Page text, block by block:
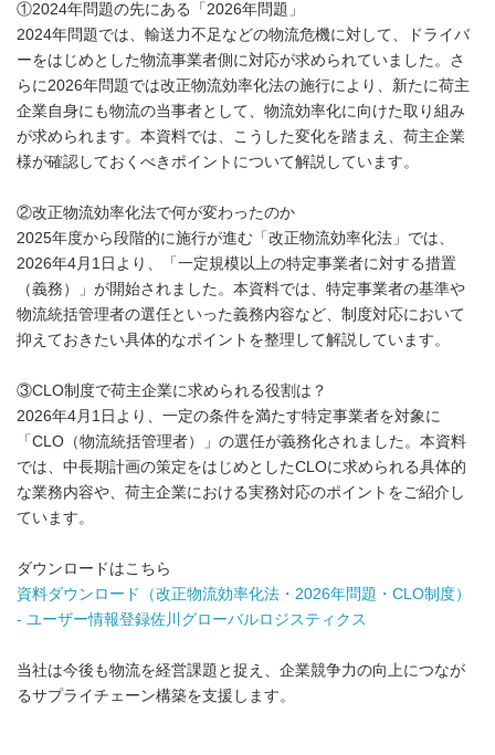
①2024年問題の先にある「2026年問題」
2024年問題では、輸送力不足などの物流危機に対して、ドライバ
ーをはじめとした物流事業者側に対応が求められていました。さ
らに2026年問題では改正物流効率化法の施行により、新たに荷主
企業自身にも物流の当事者として、物流効率化に向けた取り組み
が求められます。本資料では、こうした変化を踏まえ、荷主企業
様が確認しておくべきポイントについて解説しています。
②改正物流効率化法で何が変わったのか
2025年度から段階的に施行が進む「改正物流効率化法」では、
2026年4月1日より、「一定規模以上の特定事業者に対する措置
（義務）」が開始されました。本資料では、特定事業者の基準や
物流統括管理者の選任といった義務内容など、制度対応において
抑えておきたい具体的なポイントを整理して解説しています。
③CLO制度で荷主企業に求められる役割は？
2026年4月1日より、一定の条件を満たす特定事業者を対象に
「CLO（物流統括管理者）」の選任が義務化されました。本資料
では、中長期計画の策定をはじめとしたCLOに求められる具体的
な業務内容や、荷主企業における実務対応のポイントをご紹介し
ています。
ダウンロードはこちら
資料ダウンロード（改正物流効率化法・2026年問題・CLO制度）
- ユーザー情報登録佐川グローバルロジスティクス
当社は今後も物流を経営課題と捉え、企業競争力の向上につなが
るサプライチェーン構築を支援します。